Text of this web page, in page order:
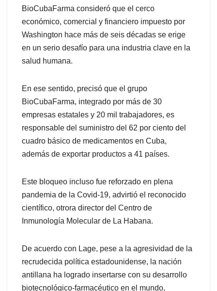
BioCubaFarma consideró que el cerco
económico, comercial y financiero impuesto por
Washington hace más de seis décadas se erige
en un serio desafío para una industria clave en la
salud humana.
En ese sentido, precisó que el grupo
BioCubaFarma, integrado por más de 30
empresas estatales y 20 mil trabajadores, es
responsable del suministro del 62 por ciento del
cuadro básico de medicamentos en Cuba,
además de exportar productos a 41 países.
Este bloqueo incluso fue reforzado en plena
pandemia de la Covid-19, advirtió el reconocido
científico, otrora director del Centro de
Inmunología Molecular de La Habana.
De acuerdo con Lage, pese a la agresividad de la
recrudecida política estadounidense, la nación
antillana ha logrado insertarse con su desarrollo
biotecnológico-farmacéutico en el mundo,